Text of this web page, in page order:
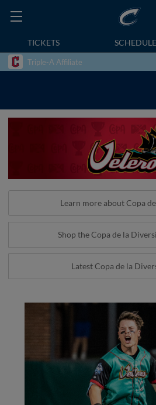
TICKETS SCHEDULE
Triple-A Affiliate
Learn more about Copa
Shop the Copa de la
Latest Copa de la